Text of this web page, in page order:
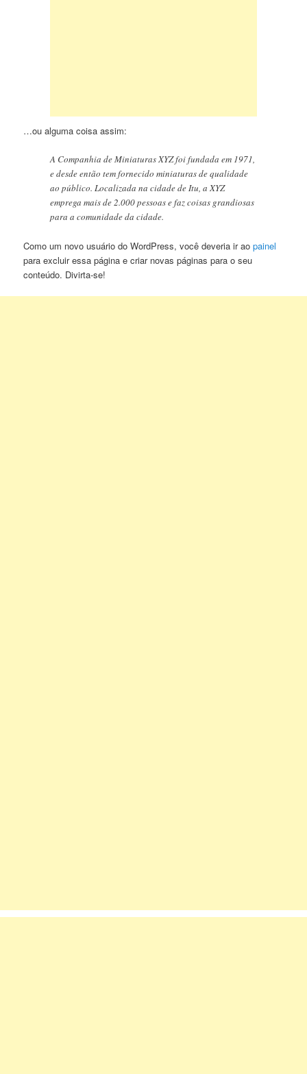
…ou alguma coisa assim:
A Companhia de Miniaturas XYZ foi fundada em 1971,
e desde então tem fornecido miniaturas de qualidade
ao público. Localizada na cidade de Itu, a XYZ
emprega mais de 2.000 pessoas e faz coisas grandiosas
para a comunidade da cidade.
Como um novo usuário do WordPress, você deveria ir aopainel
para excluir essa página e criar novas páginas para o seu
conteúdo. Divirta-se!